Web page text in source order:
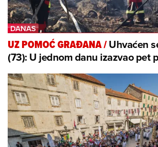
UZ POMOĆ GRAĐANA/Uhvaćen
(73): U jednom danu izazvao pet